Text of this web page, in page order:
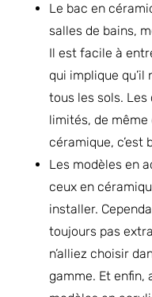
Le bac en
salles de bains,
Il est facile à
qui implique qu’il
tous les sols.
limités, de même
céramique, c’est
Les modèles en
ceux en
installer.
toujours pas
n’alliez choisir
gamme. Et enfin,